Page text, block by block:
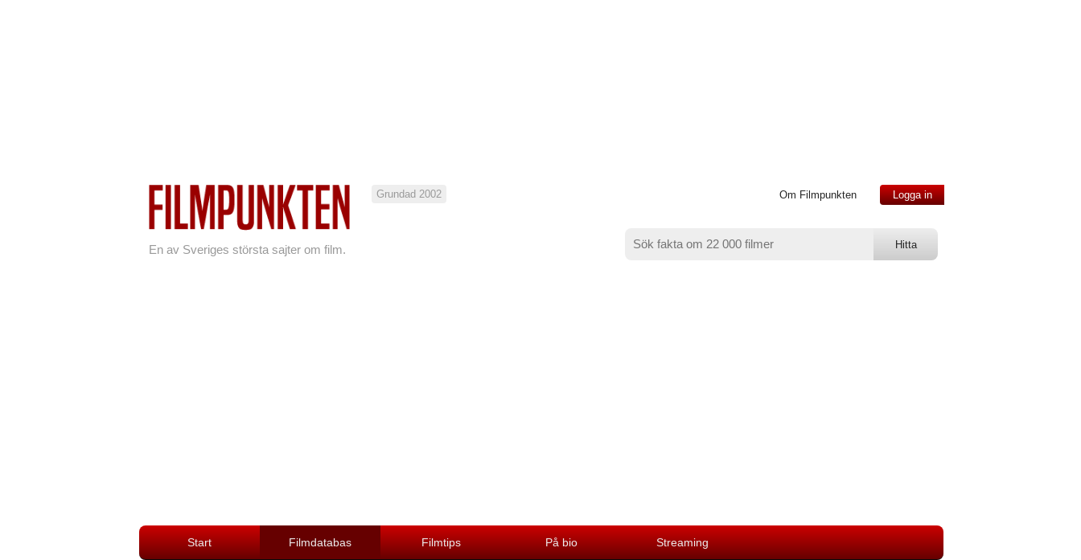
En av Sveriges största sajter om film.
Grundad 2002 Om Filmpunkten Logga in
Start Filmdatabas Filmtips På bio Streaming